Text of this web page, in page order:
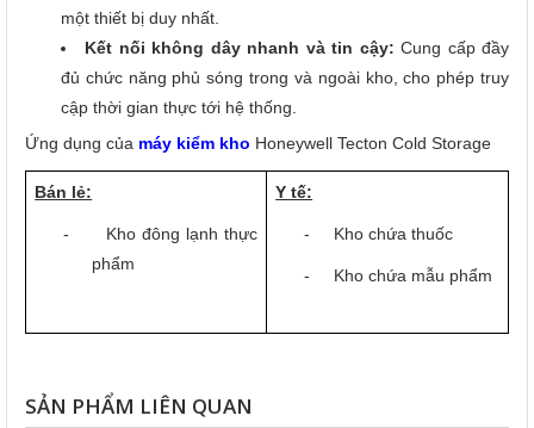
một thiết bị duy nhất.
Kết nối không dây nhanh và tin cậy: Cung cấp đầy
đủ chức năng phủ sóng trong và ngoài kho, cho phép truy
cập thời gian thực tới hệ thống.
Ứng dụng của máy kiểm kho Honeywell Tecton Cold Storage
Bán lẻ:
-
Kho đông lạnh thực
phẩm
Y tế:
- Kho chứa thuốc
- Kho chứa mẫu phẩm
SẢN PHẨM LIÊN QUAN